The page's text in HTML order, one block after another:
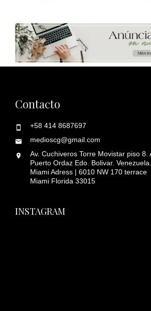
Contacto
+58 414 8687697
medioscg@gmail.com
Av. Cuchiveros Torre Movistar piso 8.
Puerto Ordaz Edo. Bolivar. Venezuela.
Miami Adress | 6010 NW 170 terrace
Miami Florida 33015
INSTAGRAM